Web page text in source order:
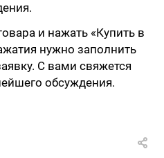
и нажать «Купить в
нужно заполнить
С вами свяжется
обсуждения.